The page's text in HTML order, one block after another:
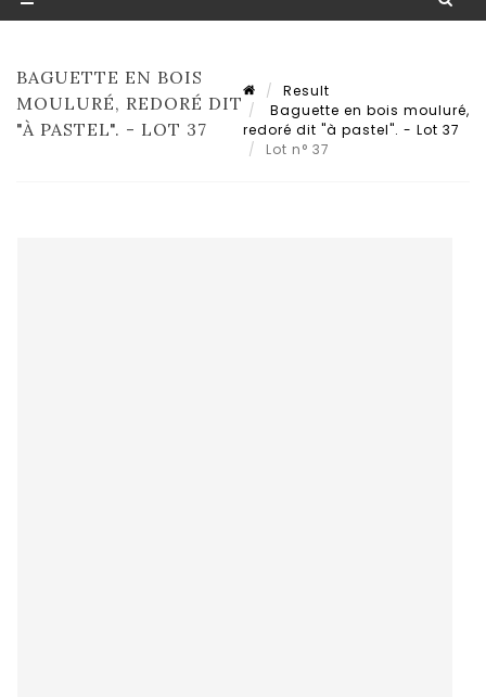
BAGUETTE EN BOIS
MOULURÉ, REDORÉ DIT
"À PASTEL". - LOT 37
Result
Baguette en bois mouluré,
redoré dit "à pastel". - Lot 37
Lot n° 37